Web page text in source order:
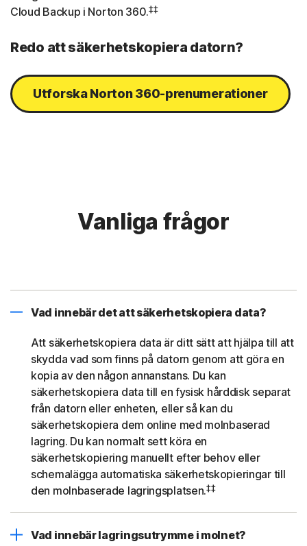
Cloud Backup i Norton 360.‡‡
Redo att säkerhetskopiera datorn?
Utforska Norton 360-prenumerationer
Vanliga frågor
Vad innebär det att säkerhetskopiera data?
Att säkerhetskopiera data är ditt sätt att hjälpa till att
skydda vad som finns på datorn genom att göra en
kopia av den någon annanstans. Du kan
säkerhetskopiera data till en fysisk hårddisk separat
från datorn eller enheten, eller så kan du
säkerhetskopiera dem online med molnbaserad
lagring. Du kan normalt sett köra en
säkerhetskopiering manuellt efter behov eller
schemalägga automatiska säkerhetskopieringar till
den molnbaserade lagringsplatsen.‡‡
Vad innebär lagringsutrymme i molnet?